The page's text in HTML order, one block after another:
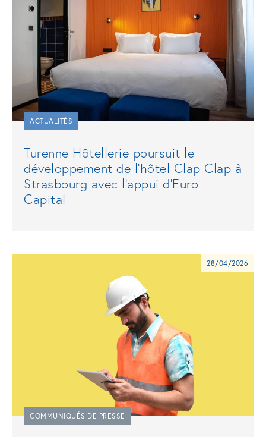
ACTUALITÉS
Turenne Hôtellerie poursuit le
développement de l'hôtel Clap Clap à
Strasbourg avec l'appui d'Euro
Capital
28/04/2026
COMMUNIQUÉS DE PRESSE